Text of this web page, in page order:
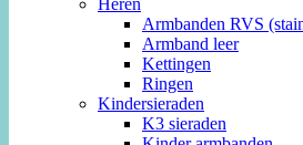
Heren
Armbanden RVS
Armband leer
Kettingen
Ringen
Kindersieraden
K3 sieraden